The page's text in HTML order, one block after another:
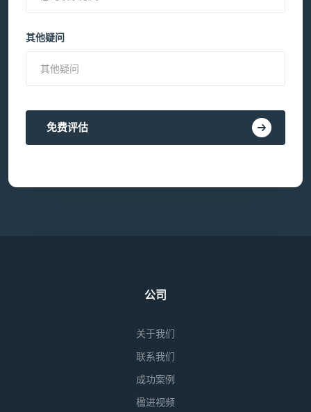
其他疑问
免费评估
公司
关于我们
联系我们
成功案例
楹进视频